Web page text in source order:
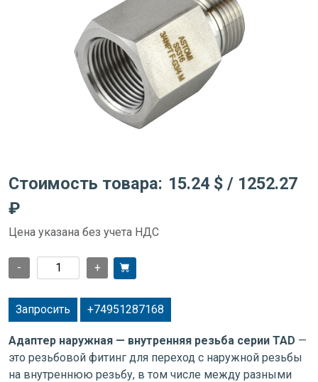
Стоимость товара: 15.24 $ / 1252.27
₽
Цена указана без учета НДС
- +
Запросить +74951287168
Адаптер наружная — внутренняя резьба серии TAD —
это резьбовой фитинг для переход с наружной резьбы
на внутреннюю резьбу, в том числе между разными